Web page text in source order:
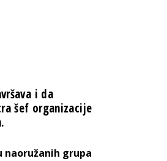
i da
šef organizacije
naoružanih grupa